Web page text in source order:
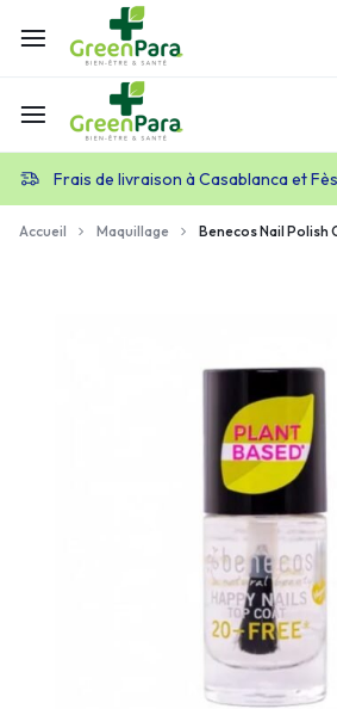
Frais de livraison à Casablanca et
Accueil Maquillage Benecos Nail Polish